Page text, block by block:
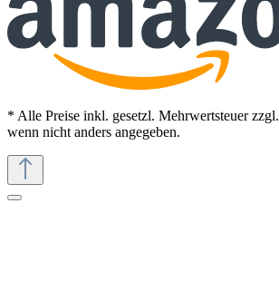
* Alle Preise inkl. gesetzl. Mehrwertsteuer zzgl.
wenn nicht anders angegeben.